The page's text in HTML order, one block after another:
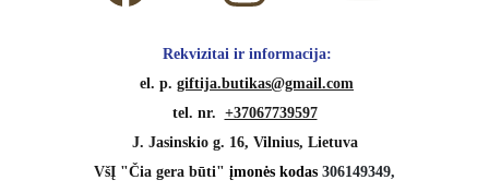
Rekvizitai ir informacija:
el. p. giftija.butikas@gmail.com
tel. nr. +37067739597
J. Jasinskio g. 16, Vilnius, Lietuva
VšĮ "Čia gera būti" įmonės kodas 306149349,